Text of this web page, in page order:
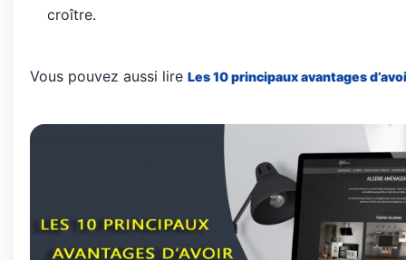
croître.
Vous pouvez aussi lire Les 10 principaux avantages